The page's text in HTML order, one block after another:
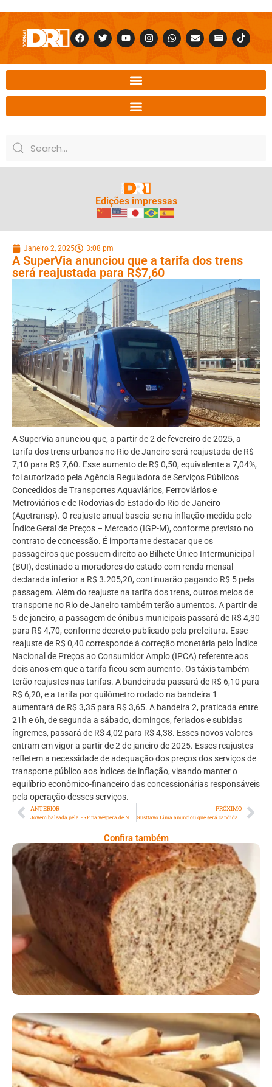
Edições impressas
Janeiro 2, 2025 3:08 pm
A SuperVia anunciou que a tarifa dos trens
será reajustada para R$7,60
A SuperVia anunciou que, a partir de 2 de fevereiro de 2025, a
tarifa dos trens urbanos no Rio de Janeiro será reajustada de R$
7,10 para R$ 7,60. Esse aumento de R$ 0,50, equivalente a 7,04%,
foi autorizado pela Agência Reguladora de Serviços Públicos
Concedidos de Transportes Aquaviários, Ferroviários e
Metroviários e de Rodovias do Estado do Rio de Janeiro
(Agetransp). O reajuste anual baseia-se na inflação medida pelo
Índice Geral de Preços – Mercado (IGP-M), conforme previsto no
contrato de concessão. É importante destacar que os
passageiros que possuem direito ao Bilhete Único Intermunicipal
(BUI), destinado a moradores do estado com renda mensal
declarada inferior a R$ 3.205,20, continuarão pagando R$ 5 pela
passagem. Além do reajuste na tarifa dos trens, outros meios de
transporte no Rio de Janeiro também terão aumentos. A partir de
5 de janeiro, a passagem de ônibus municipais passará de R$ 4,30
para R$ 4,70, conforme decreto publicado pela prefeitura. Esse
reajuste de R$ 0,40 corresponde à correção monetária pelo Índice
Nacional de Preços ao Consumidor Amplo (IPCA) referente aos
dois anos em que a tarifa ficou sem aumento. Os táxis também
terão reajustes nas tarifas. A bandeirada passará de R$ 6,10 para
R$ 6,20, e a tarifa por quilômetro rodado na bandeira 1
aumentará de R$ 3,35 para R$ 3,65. A bandeira 2, praticada entre
21h e 6h, de segunda a sábado, domingos, feriados e subidas
íngremes, passará de R$ 4,02 para R$ 4,38. Esses novos valores
entram em vigor a partir de 2 de janeiro de 2025. Esses reajustes
refletem a necessidade de adequação dos preços dos serviços de
transporte público aos índices de inflação, visando manter o
equilíbrio econômico-financeiro das concessionárias responsáveis
pela operação desses serviços.
ANTERIOR PRÓXIMO
Confira também
Comer Bem: Pão Low Carb
Comer Bem: Palitinhos De Cebola E Salsa